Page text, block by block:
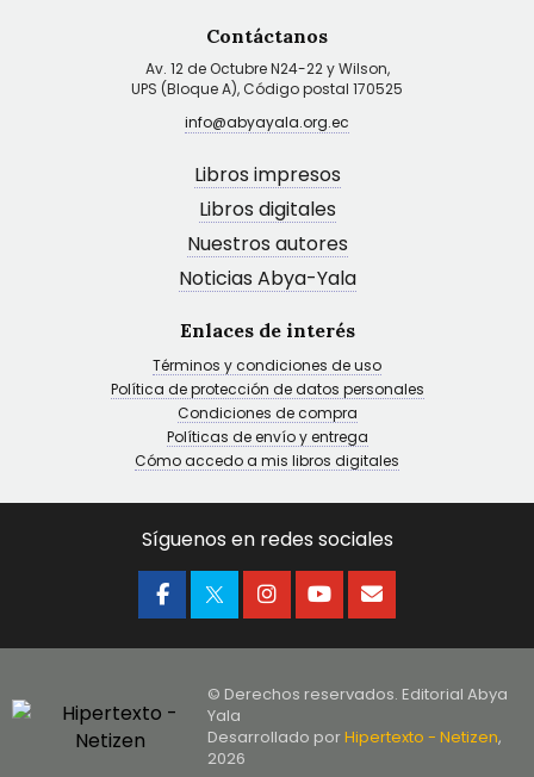
Contáctanos
Av. 12 de Octubre N24-22 y Wilson,
UPS (Bloque A), Código postal 170525
info@abyayala.org.ec
Libros impresos
Libros digitales
Nuestros autores
Noticias Abya-Yala
Enlaces de interés
Términos y condiciones de uso
Política de protección de datos personales
Condiciones de compra
Políticas de envío y entrega
Cómo accedo a mis libros digitales
Síguenos en redes sociales
© Derechos reservados. Editorial Abya
Yala
Desarrollado porHipertexto - Netizen,
2026